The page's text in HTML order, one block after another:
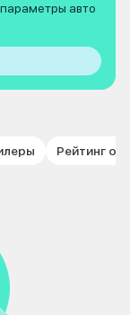
авто
Рейтинг